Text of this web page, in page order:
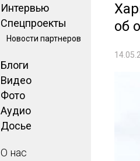
Интервью
Спецпроекты
Новости партнеров
Блоги
Видео
Фото
Аудио
Досье
О нас
об